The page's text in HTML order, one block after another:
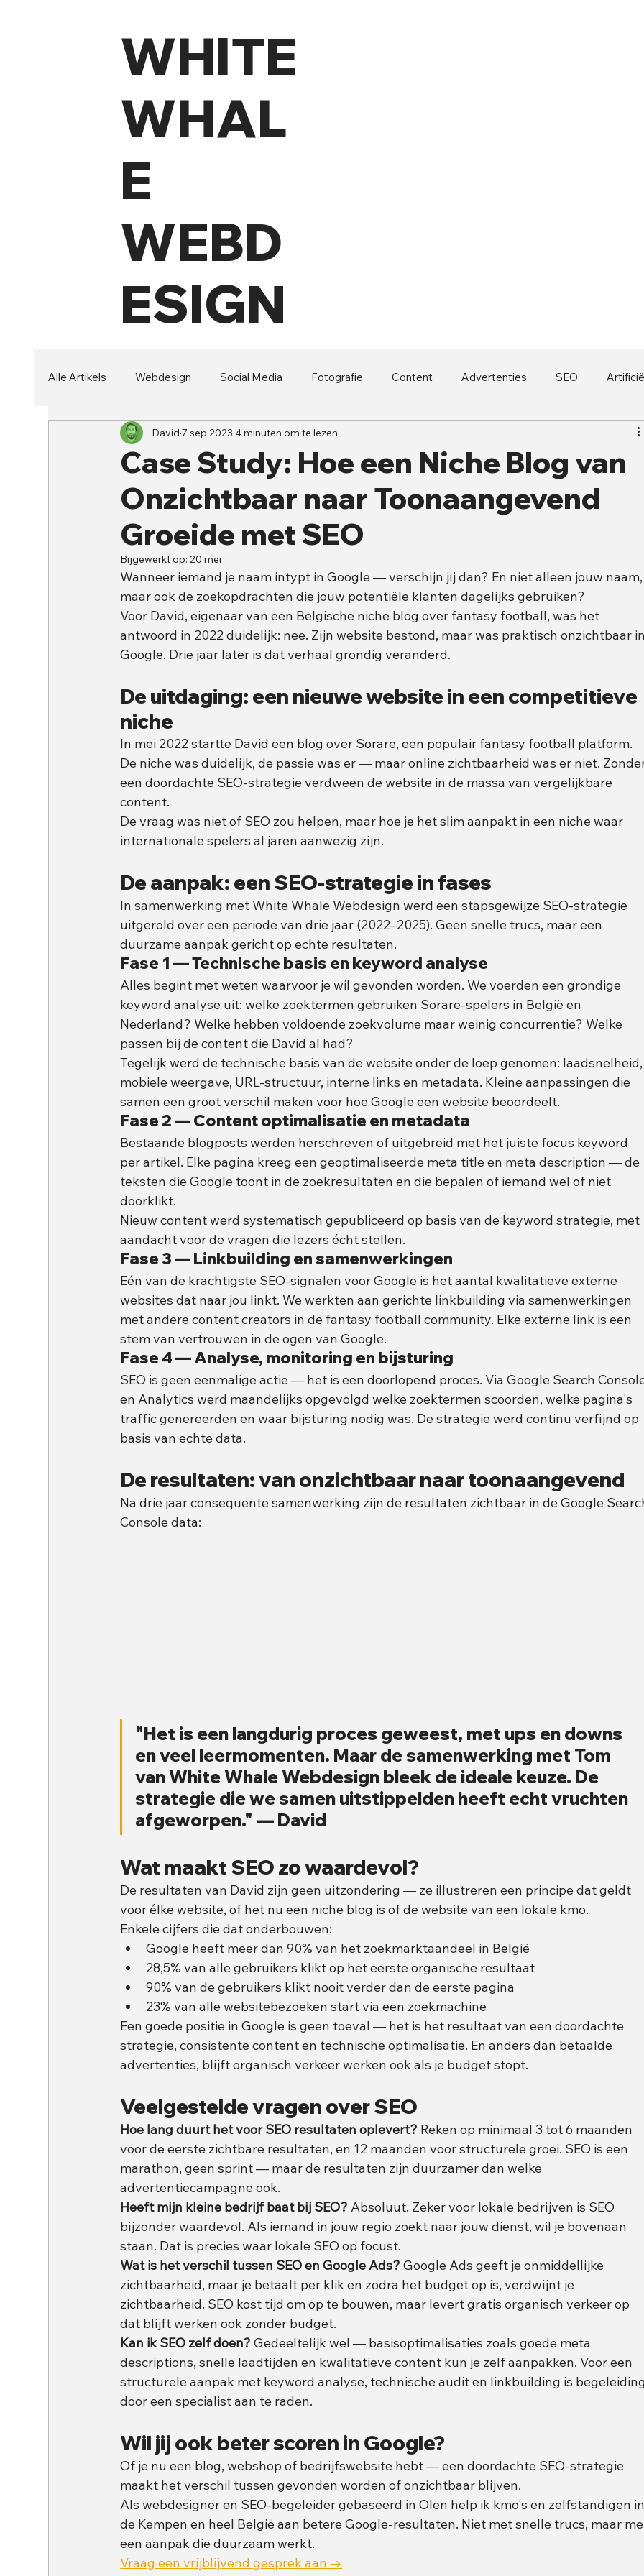
WHITE
WHAL
E
WEBD
ESIGN
Alle Artikels Webdesign Social Media Fotografie Content Advertenties SEO
Branding
Case Study: Hoe een Niche Blog van
Onzichtbaar naar Toonaangevend
Groeide met SEO
David 7 sep 2023 4 minuten om te lezen
Bijgewerkt op:20 mei
Wanneer iemand je naam intypt in Google — verschijn jij dan? En niet alleen jouw
maar ook de zoekopdrachten die jouw potentiële klanten dagelijks gebruiken?
Voor David, eigenaar van een Belgische niche blog over fantasy football, was het
antwoord in 2022 duidelijk: nee. Zijn website bestond, maar was praktisch onzichtbaar
Google. Drie jaar later is dat verhaal grondig veranderd.
De uitdaging: een nieuwe website in een competitieve
niche
In mei 2022 startte David een blog over Sorare, een populair fantasy football platform.
De niche was duidelijk, de passie was er — maar online zichtbaarheid was er niet.
een doordachte SEO-strategie verdween de website in de massa van vergelijkbare
content.
De vraag was niet of SEO zou helpen, maar hoe je het slim aanpakt in een niche waar
internationale spelers al jaren aanwezig zijn.
De aanpak: een SEO-strategie in fases
In samenwerking met White Whale Webdesign werd een stapsgewijze SEO-strategie
uitgerold over een periode van drie jaar (2022–2025). Geen snelle trucs, maar een
duurzame aanpak gericht op echte resultaten.
Fase 1 — Technische basis en keyword analyse
Alles begint met weten waarvoor je wil gevonden worden. We voerden een grondige
keyword analyse uit: welke zoektermen gebruiken Sorare-spelers in België en
Nederland? Welke hebben voldoende zoekvolume maar weinig concurrentie? Welke
passen bij de content die David al had?
Tegelijk werd de technische basis van de website onder de loep genomen:
mobiele weergave, URL-structuur, interne links en metadata. Kleine aanpassingen die
samen een groot verschil maken voor hoe Google een website beoordeelt.
Fase 2 — Content optimalisatie en metadata
Bestaande blogposts werden herschreven of uitgebreid met het juiste focus keyword
per artikel. Elke pagina kreeg een geoptimaliseerde meta title en meta description — de
teksten die Google toont in de zoekresultaten en die bepalen of iemand wel of niet
doorklikt.
Nieuw content werd systematisch gepubliceerd op basis van de keyword strategie, met
aandacht voor de vragen die lezers écht stellen.
Fase 3 — Linkbuilding en samenwerkingen
Eén van de krachtigste SEO-signalen voor Google is het aantal kwalitatieve externe
websites dat naar jou linkt. We werkten aan gerichte linkbuilding via samenwerkingen
met andere content creators in de fantasy football community. Elke externe link is een
stem van vertrouwen in de ogen van Google.
Fase 4 — Analyse, monitoring en bijsturing
SEO is geen eenmalige actie — het is een doorlopend proces. Via Google Search
en Analytics werd maandelijks opgevolgd welke zoektermen scoorden, welke pagina's
traffic genereerden en waar bijsturing nodig was. De strategie werd continu verfijnd op
basis van echte data.
De resultaten: van onzichtbaar naar toonaangevend
Na drie jaar consequente samenwerking zijn de resultaten zichtbaar in de Google
Console data:
"Het is een langdurig proces geweest, met ups en downs
en veel leermomenten. Maar de samenwerking met Tom
van White Whale Webdesign bleek de ideale keuze. De
strategie die we samen uitstippelden heeft echt vruchten
afgeworpen." — David
Wat maakt SEO zo waardevol?
De resultaten van David zijn geen uitzondering — ze illustreren een principe dat geldt
voor élke website, of het nu een niche blog is of de website van een lokale kmo.
Enkele cijfers die dat onderbouwen:
Google heeft meer dan 90% van het zoekmarktaandeel in België
28,5% van alle gebruikers klikt op het eerste organische resultaat
90% van de gebruikers klikt nooit verder dan de eerste pagina
23% van alle websitebezoeken start via een zoekmachine
Een goede positie in Google is geen toeval — het is het resultaat van een doordachte
strategie, consistente content en technische optimalisatie. En anders dan betaalde
advertenties, blijft organisch verkeer werken ook als je budget stopt.
Veelgestelde vragen over SEO
Hoe lang duurt het voor SEO resultaten oplevert? Reken op minimaal 3 tot 6 maanden
voor de eerste zichtbare resultaten, en 12 maanden voor structurele groei. SEO is een
marathon, geen sprint — maar de resultaten zijn duurzamer dan welke
advertentiecampagne ook.
Heeft mijn kleine bedrijf baat bij SEO? Absoluut. Zeker voor lokale bedrijven is SEO
bijzonder waardevol. Als iemand in jouw regio zoekt naar jouw dienst, wil je bovenaan
staan. Dat is precies waar lokale SEO op focust.
Wat is het verschil tussen SEO en Google Ads? Google Ads geeft je onmiddellijke
zichtbaarheid, maar je betaalt per klik en zodra het budget op is, verdwijnt je
zichtbaarheid. SEO kost tijd om op te bouwen, maar levert gratis organisch verkeer op
dat blijft werken ook zonder budget.
Kan ik SEO zelf doen? Gedeeltelijk wel — basisoptimalisaties zoals goede meta
descriptions, snelle laadtijden en kwalitatieve content kun je zelf aanpakken. Voor een
structurele aanpak met keyword analyse, technische audit en linkbuilding is
door een specialist aan te raden.
Wil jij ook beter scoren in Google?
Of je nu een blog, webshop of bedrijfswebsite hebt — een doordachte SEO-strategie
maakt het verschil tussen gevonden worden of onzichtbaar blijven.
Als webdesigner en SEO-begeleider gebaseerd in Olen help ik kmo's en zelfstandigen
de Kempen en heel België aan betere Google-resultaten. Niet met snelle trucs, maar
een aanpak die duurzaam werkt.
Vraag een vrijblijvend gesprek aan →